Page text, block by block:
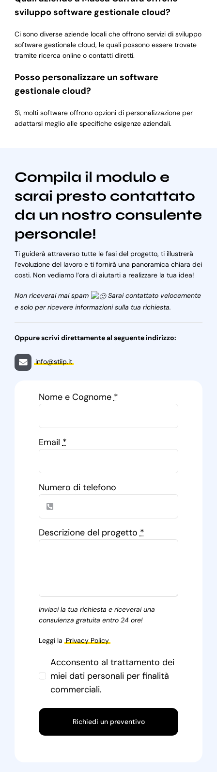
sviluppo software gestionale cloud?
Ci sono diverse aziende locali che offrono servizi di sviluppo
software gestionale cloud, le quali possono essere trovate
tramite ricerca online o contatti diretti.
Posso personalizzare un software
gestionale cloud?
Sì, molti software offrono opzioni di personalizzazione per
adattarsi meglio alle specifiche esigenze aziendali.
Compila il modulo e
sarai presto contattato
da un nostro consulente
personale!
Ti guiderà attraverso tutte le fasi del progetto, ti illustrerà
l’evoluzione del lavoro e ti fornirà una panoramica chiara dei
costi. Non vediamo l’ora di aiutarti a realizzare la tua idea!
Non riceverai mai spam
Sarai contattato velocemente
e solo per ricevere informazioni sulla tua richiesta.
Oppure scrivi direttamente al seguente indirizzo:
info@stiip.it
Nome e Cognome*
Email*
Numero di telefono
Descrizione del progetto*
Inviaci la tua richiesta e riceverai una
consulenza gratuita entro 24 ore!
Leggi la Privacy Policy
Acconsento al trattamento dei
miei dati personali per finalità
commerciali.
Richiedi un preventivo